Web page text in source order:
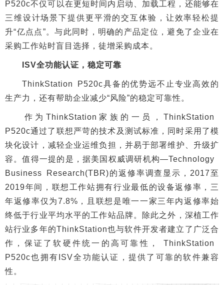
P520c不仅可以在更短时间内启动、加载工程，还能够在
三维设计场景下提供更平滑的交互体验，让效率轻松提
升“亿点点”。与此同时，明确的产品定位，避免了企业在
采购工作站时盲目选择，徒增采购成本。
ISV全功能认证，稳定可靠
ThinkStation P520c具备的优势远不止专业高效的
生产力，还有帮助企业减少“风险”的稳定可靠性。
作为ThinkStation家族的一员，ThinkStation
P520c通过了联想严苛的技术及测试标准，同时采用了模
块化设计，减轻企业运维负担，并易于部署维护、升级扩
容。值得一提的是，据美国权威调研机构—Technology
Business Research(TBR)的返修率调查显示，2017至
2019年间，联想工作站拥有行业最低的设备返修率，三
年返修率仅为7.8%，且联想是唯一一家三年内返修率始
终低于行业平均水平的工作站品牌。除此之外，深植工作
站行业多年的ThinkStation也与软件开发者建立了广泛合
作，保证了软硬件统一的高可靠性， ThinkStation
P520c也拥有ISV全功能认证，提供了可靠的软件兼容
性。